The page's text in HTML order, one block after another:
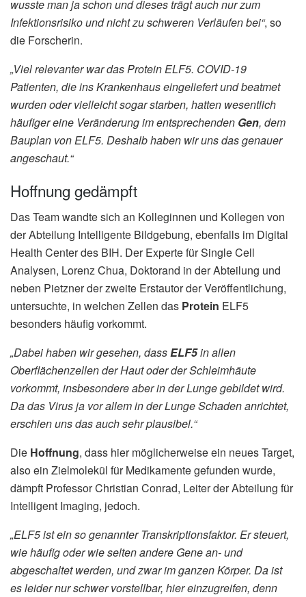
wusste man ja schon und dieses trägt auch nur zum
Infektionsrisiko und nicht zu schweren Verläufen bei“, so
die Forscherin.
„Viel relevanter war das Protein ELF5. COVID-19
Patienten, die ins Krankenhaus eingeliefert und beatmet
wurden oder vielleicht sogar starben, hatten wesentlich
häufiger eine Veränderung im entsprechenden Gen, dem
Bauplan von ELF5. Deshalb haben wir uns das genauer
angeschaut.“
Hoffnung gedämpft
Das Team wandte sich an Kolleginnen und Kollegen von
der Abteilung Intelligente Bildgebung, ebenfalls im Digital
Health Center des BIH. Der Experte für Single Cell
Analysen, Lorenz Chua, Doktorand in der Abteilung und
neben Pietzner der zweite Erstautor der Veröffentlichung,
untersuchte, in welchen Zellen das Protein ELF5
besonders häufig vorkommt.
„Dabei haben wir gesehen, dassELF5in allen
Oberflächenzellen der Haut oder der Schleimhäute
vorkommt, insbesondere aber in der Lunge gebildet wird.
Da das Virus ja vor allem in der Lunge Schaden anrichtet,
erschien uns das auch sehr plausibel.“
Die Hoffnung, dass hier möglicherweise ein neues Target,
also ein Zielmolekül für Medikamente gefunden wurde,
dämpft Professor Christian Conrad, Leiter der Abteilung für
Intelligent Imaging, jedoch.
„ELF5 ist ein so genannter Transkriptionsfaktor. Er steuert,
wie häufig oder wie selten andere Gene an- und
abgeschaltet werden, und zwar im ganzen Körper. Da ist
es leider nur schwer vorstellbar, hier einzugreifen, denn